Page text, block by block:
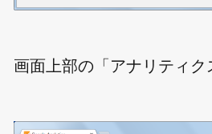
画面上部の「アナリティク